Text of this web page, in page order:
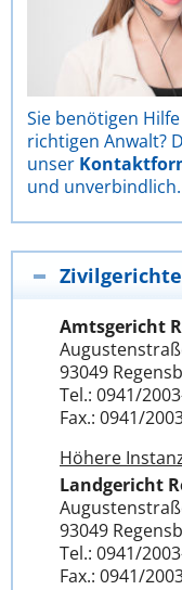
Sie benötigen
richtigen Anwalt?
unser
und unverbindlich.
Zivilgerichte
Amtsgericht
93049
Tel.: 0941/
Fax.: 0941/
Höhere
Landgericht
93049
Tel.: 0941/
Fax.: 0941/